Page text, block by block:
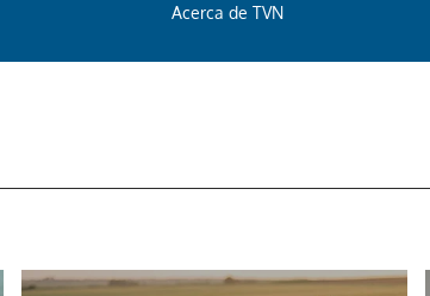
Acerca de TVN